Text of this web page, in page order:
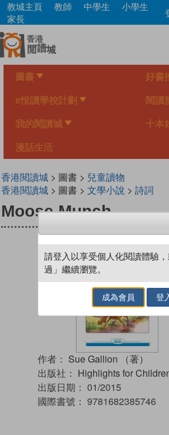
Skip
main
content
教城主頁 教師 中學生
小學生
家長
圖書 好書
e悅讀學校計劃 閱讀
我的閱讀城 十本
漫話生活
香港閱讀城> 圖書 > 兒童讀物
香港閱讀城> 圖書 > 文學小說 > 詩詞
Moose Munch
作者： Sue Gallion （著）
出版社： Highlights for
出版日期： 01/2015
國際書號： 9781682385746
請登入以享受個人化閱讀體驗
過」繼續瀏覽。
成為會員 登